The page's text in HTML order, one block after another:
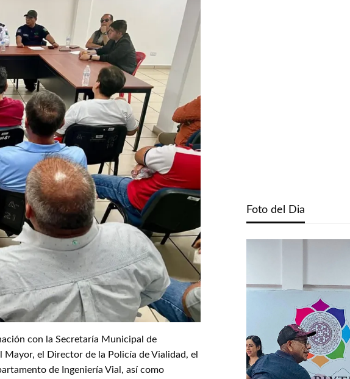
con la Secretaría Municipal de
el Director de la Policía de Vialidad, el
de Ingeniería Vial, así como
Foto del Dia